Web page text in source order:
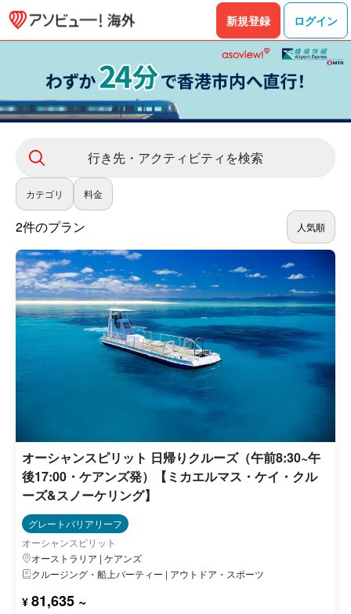
新規登録 ログイン
行き先・アクティビティを検索
カテゴリ 料金
2件のプラン 人気順
オーシャンスピリット 日帰りクルーズ（午前8:30~午
後17:00・ケアンズ発）【ミカエルマス・ケイ・クル
ーズ&スノーケリング】
グレートバリアリーフ
オーシャンスピリット
オーストラリア | ケアンズ
クルージング・船上パーティー | アウトドア・スポーツ
¥ 81,635 ~